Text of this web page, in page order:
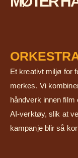
Et kreativt miljø for
merkes. Vi
håndverk innen film
AI-verktøy, slik at
kampanje blir så